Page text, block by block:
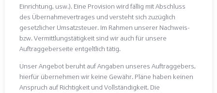
Einrichtung, usw.). Eine Provision wird fällig mit Abschluss
des Übernahmevertrages und versteht sich zuzüglich
gesetzlicher Umsatzsteuer. Im Rahmen unserer Nachweis-
bzw. Vermittlungstätigkeit sind wir auch für unsere
Auftraggeberseite entgeltlich tätig.
Unser Angebot beruht auf Angaben unseres Auftraggebers,
hierfür übernehmen wir keine Gewähr. Pläne haben keinen
Anspruch auf Richtigkeit und Vollständigkeit. Die